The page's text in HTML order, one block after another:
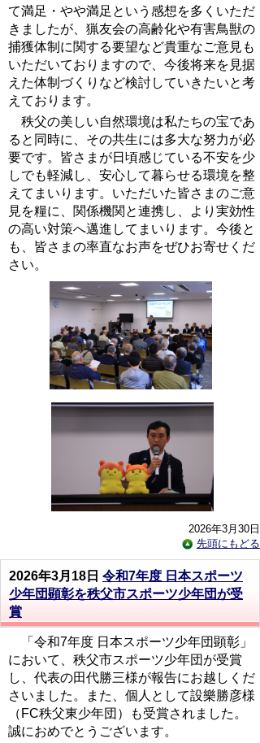
て満足・やや満足という感想を多くいただ
きましたが、猟友会の高齢化や有害鳥獣の
捕獲体制に関する要望など貴重なご意見も
いただいておりますので、今後将来を見据
えた体制づくりなど検討していきたいと考
えております。
秩父の美しい自然環境は私たちの宝であ
ると同時に、その共生には多大な努力が必
要です。皆さまが日頃感じている不安を少
しでも軽減し、安心して暮らせる環境を整
えてまいります。いただいた皆さまのご意
見を糧に、関係機関と連携し、より実効性
の高い対策へ邁進してまいります。今後と
も、皆さまの率直なお声をぜひお寄せくだ
さい。
2026年3月30日
先頭にもどる
2026年3月18日 令和7年度 日本スポーツ
少年団顕彰を秩父市スポーツ少年団が受
賞
「令和7年度 日本スポーツ少年団顕彰」
において、秩父市スポーツ少年団が受賞
し、代表の田代勝三様が報告にお越しくだ
さいました。また、個人として設樂勝彦様
（FC秩父東少年団）も受賞されました。
誠におめでとうございます。